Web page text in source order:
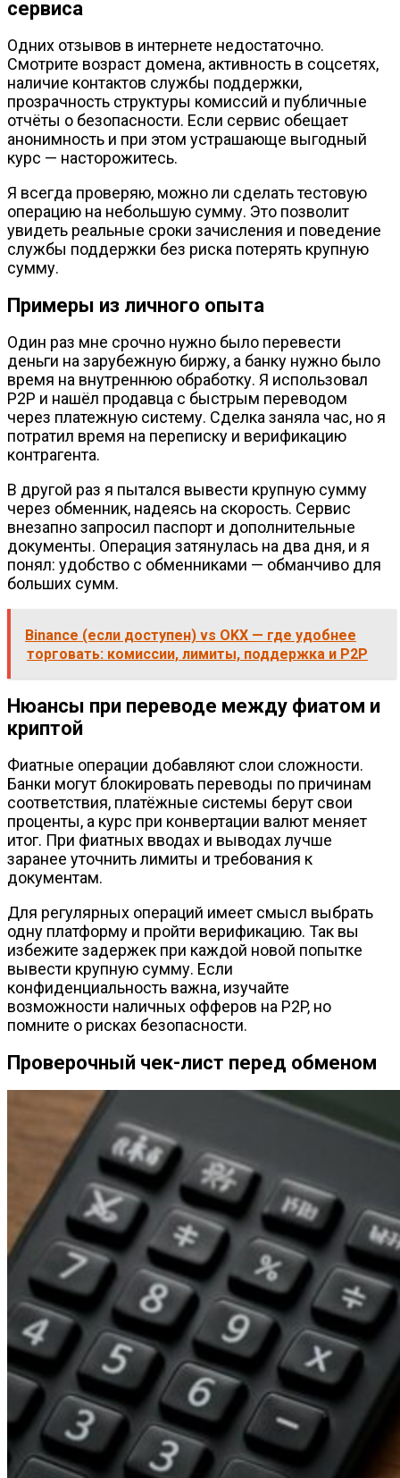
сервиса
Одних отзывов в интернете недостаточно.
Смотрите возраст домена, активность в соцсетях,
наличие контактов службы поддержки,
прозрачность структуры комиссий и публичные
отчёты о безопасности. Если сервис обещает
анонимность и при этом устрашающе выгодный
курс — насторожитесь.
Я всегда проверяю, можно ли сделать тестовую
операцию на небольшую сумму. Это позволит
увидеть реальные сроки зачисления и поведение
службы поддержки без риска потерять крупную
сумму.
Примеры из личного опыта
Один раз мне срочно нужно было перевести
деньги на зарубежную биржу, а банку нужно было
время на внутреннюю обработку. Я использовал
P2P и нашёл продавца с быстрым переводом
через платежную систему. Сделка заняла час, но я
потратил время на переписку и верификацию
контрагента.
В другой раз я пытался вывести крупную сумму
через обменник, надеясь на скорость. Сервис
внезапно запросил паспорт и дополнительные
документы. Операция затянулась на два дня, и я
понял: удобство с обменниками — обманчиво для
больших сумм.
Binance (если доступен) vs OKX — где удобнее
торговать: комиссии, лимиты, поддержка и P2P
Нюансы при переводе между фиатом и
криптой
Фиатные операции добавляют слои сложности.
Банки могут блокировать переводы по причинам
соответствия, платёжные системы берут свои
проценты, а курс при конвертации валют меняет
итог. При фиатных вводах и выводах лучше
заранее уточнить лимиты и требования к
документам.
Для регулярных операций имеет смысл выбрать
одну платформу и пройти верификацию. Так вы
избежите задержек при каждой новой попытке
вывести крупную сумму. Если
конфиденциальность важна, изучайте
возможности наличных офферов на P2P, но
помните о рисках безопасности.
Проверочный чек-лист перед обменом